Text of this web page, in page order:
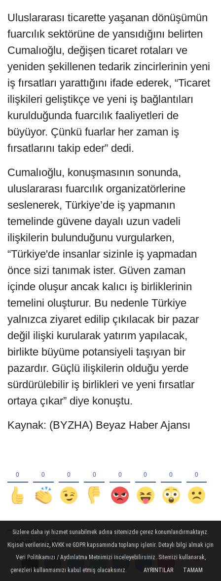
Yorumlar
Yorumlar
Uluslararası ticarette yaşanan dönüşümün
fuarcılık sektörüne de yansıdığını belirten
Cumalıoğlu, değişen ticaret rotaları ve
yeniden şekillenen tedarik zincirlerinin yeni
iş fırsatları yarattığını ifade ederek, “Ticaret
ilişkileri geliştikçe ve yeni iş bağlantıları
kurulduğunda fuarcılık faaliyetleri de
büyüyor. Çünkü fuarlar her zaman iş
fırsatlarını takip eder” dedi.
Cumalıoğlu, konuşmasının sonunda,
uluslararası fuarcılık organizatörlerine
seslenerek, Türkiye’de iş yapmanın
temelinde güvene dayalı uzun vadeli
ilişkilerin bulunduğunu vurgularken,
“Türkiye'de insanlar sizinle iş yapmadan
önce sizi tanımak ister. Güven zaman
içinde oluşur ancak kalıcı iş birliklerinin
temelini oluşturur. Bu nedenle Türkiye
yalnızca ziyaret edilip çıkılacak bir pazar
değil ilişki kurularak yatırım yapılacak,
birlikte büyüme potansiyeli taşıyan bir
pazardır. Güçlü ilişkilerin olduğu yerde
sürdürülebilir iş birlikleri ve yeni fırsatlar
ortaya çıkar” diye konuştu.
Kaynak: (BYZHA) Beyaz Haber Ajansı
YORUMLAR
Sizlere daha iyi hizmet sunabilmek adına sitemizde çerez konumlandırmaktayız.
Kişisel verileriniz, KVKK ve GDPR kapsamında toplanıp işlenir. Detaylı bilgi almak için
Veri Politikamızı / Aydınlatma Metnimizi inceleyebilirsiniz. Sitemizi kullanarak,
çerezleri kullanmamızı kabul etmiş olacaksınız.
AYRINTILAR TAMAM